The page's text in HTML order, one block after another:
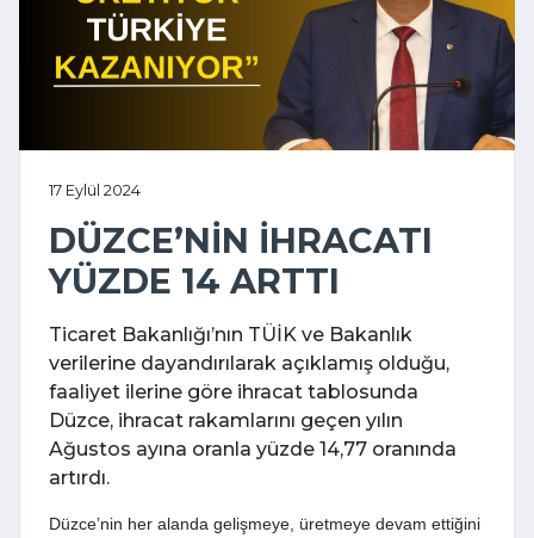
17 Eylül 2024
DÜZCE’NİN İHRACATI
YÜZDE 14 ARTTI
Ticaret Bakanlığı’nın TÜİK ve Bakanlık
verilerine dayandırılarak açıklamış olduğu,
faaliyet ilerine göre ihracat tablosunda
Düzce, ihracat rakamlarını geçen yılın
Ağustos ayına oranla yüzde 14,77 oranında
artırdı.
Düzce’nin her alanda gelişmeye, üretmeye devam ettiğini